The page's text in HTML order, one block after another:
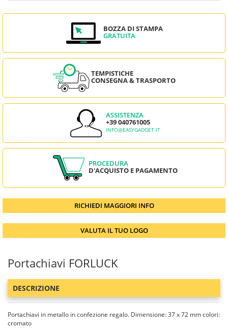
BOZZA DI STAMPA
GRATUITA
TEMPISTICHE
CONSEGNA & TRASPORTO
ASSISTENZA
+39 040761005
INFO@EASYGADGET.IT
PROCEDURA
D'ACQUISTO E PAGAMENTO
RICHIEDI MAGGIORI INFO
VALUTA IL TUO LOGO
Portachiavi FORLUCK
DESCRIZIONE
Portachiavi in metallo in confezione regalo. Dimensione: 37 x 72 mm colori:
cromato